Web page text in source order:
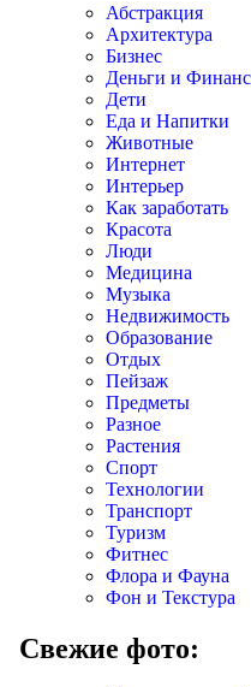
Абстракция
Архитектура
Бизнес
Деньги и
Дети
Еда и Напитки
Животные
Интернет
Интерьер
Как заработать
Красота
Люди
Медицина
Музыка
Недвижимость
Образование
Отдых
Пейзаж
Предметы
Разное
Растения
Спорт
Технологии
Транспорт
Туризм
Фитнес
Флора и Фауна
Фон и Текстура
Свежие фото: